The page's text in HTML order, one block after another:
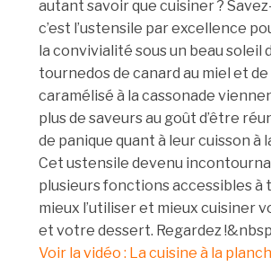
autant savoir que cuisiner ?
c’est l’ustensile par excellence
la convivialité sous un beau soleil
tournedos de canard au miel et de
caramélisé à la cassonade
plus de saveurs au goût d’être
de panique quant à leur cuisson à
Cet ustensile devenu
plusieurs fonctions accessibles à
mieux l’utiliser et mieux cuisiner
et votre dessert. Regardez
Voir la vidéo : La cuisine à la